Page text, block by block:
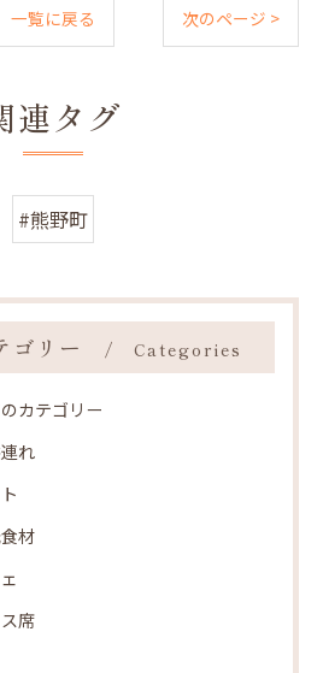
一覧に戻る 次のページ >
連タグ
#熊野町
ゴリー Categories
カテゴリー
れ
材
席